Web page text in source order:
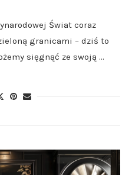
Świat coraz
granicami – dziś to
sięgnąć ze swoją …